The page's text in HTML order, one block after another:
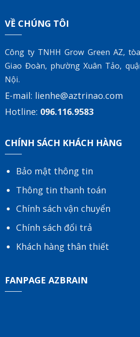
VỀ CHÚNG TÔI
Công ty TNHH Grow Green AZ, tòa
Giao Đoàn, phường Xuân Tảo,
Nội.
E-mail: lienhe@aztrinao.com
Hotline: 096.116.9583
CHÍNH SÁCH KHÁCH HÀNG
Bảo mật thông tin
Thông tin thanh toán
Chính sách vận chuyển
Chính sách đổi trả
Khách hàng thân thiết
FANPAGE AZBRAIN